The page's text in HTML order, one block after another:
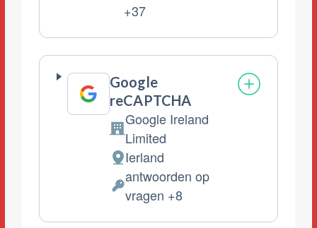
Persoonsgegevens:
+37
Google
reCAPTCHA
Bedrijf:
Google Ireland
Limited
Verwerkingslocatie:
Ierland
Verwerkte
antwoorden op
vragen +8